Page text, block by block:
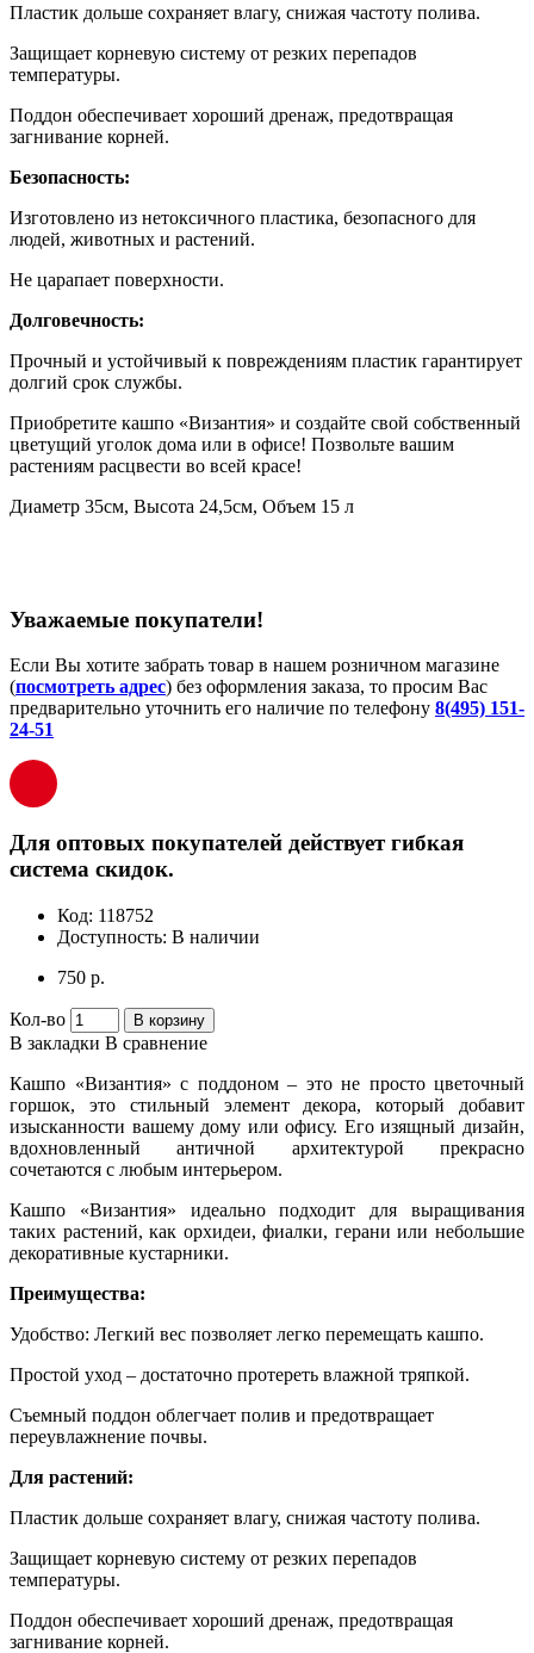
Пластик дольше сохраняет влагу, снижая частоту полива.
Защищает корневую систему от резких перепадов
температуры.
Поддон обеспечивает хороший дренаж, предотвращая
загнивание корней.
Безопасность:
Изготовлено из нетоксичного пластика, безопасного для
людей, животных и растений.
Не царапает поверхности.
Долговечность:
Прочный и устойчивый к повреждениям пластик гарантирует
долгий срок службы.
Приобретите кашпо «Византия» и создайте свой собственный
цветущий уголок дома или в офисе! Позвольте вашим
растениям расцвести во всей красе!
Диаметр 35см, Высота 24,5см, Объем 15 л
Уважаемые покупатели!
Если Вы хотите забрать товар в нашем розничном магазине
(посмотреть адрес) без оформления заказа, то просим Вас
предварительно уточнить его наличие по телефону 8(495) 151-
24-51
Для оптовых покупателей действует гибкая
система скидок.
Код: 118752
Доступность: В наличии
750 р.
Кол-во В корзину
В закладки В сравнение
Кашпо «Византия» с поддоном – это не просто цветочный
горшок, это стильный элемент декора, который добавит
изысканности вашему дому или офису. Его изящный дизайн,
вдохновленный античной архитектурой прекрасно
сочетаются с любым интерьером.
Кашпо «Византия» идеально подходит для выращивания
таких растений, как орхидеи, фиалки, герани или небольшие
декоративные кустарники.
Преимущества:
Удобство: Легкий вес позволяет легко перемещать кашпо.
Простой уход – достаточно протереть влажной тряпкой.
Съемный поддон облегчает полив и предотвращает
переувлажнение почвы.
Для растений:
Пластик дольше сохраняет влагу, снижая частоту полива.
Защищает корневую систему от резких перепадов
температуры.
Поддон обеспечивает хороший дренаж, предотвращая
загнивание корней.